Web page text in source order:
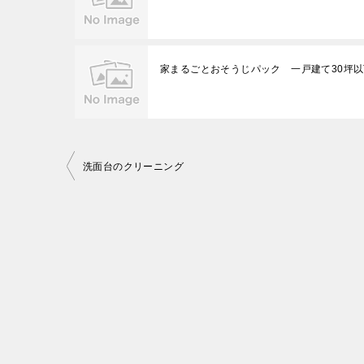
家まるごとおそうじパック 一戸建て30坪
投洗面台のクリーニング